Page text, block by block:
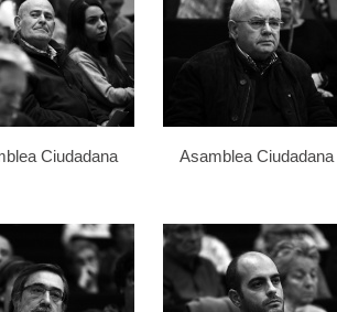
Ciudadana Asamblea Ciudadana